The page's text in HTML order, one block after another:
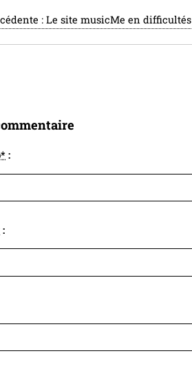
:Le site musicMe en difficultés
* :
: